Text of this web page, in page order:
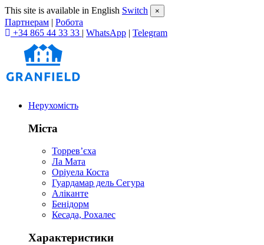
This site is available in English Switch ×
Партнерам | Робота
+34 865 44 33 33 | WhatsApp | Telegram
Нерухомість
Міста
Торревʼєха
Ла Мата
Оріуела Коста
Гуардамар дель Сегура
Аліканте
Бенідорм
Кесада, Рохалес
Характеристики